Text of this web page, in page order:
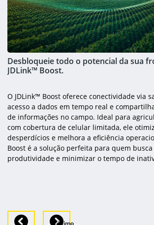
Desbloqueie todo o potencial da sua
JDLink™ Boost.
O JDLink™ Boost oferece conectividade via
acesso a dados em tempo real e
de informações no campo. Ideal para
com cobertura de celular limitada, ele
desperdícios e melhora a eficiência
Boost é a solução perfeita para quem
produtividade e minimizar o tempo de
Previous Next
Próximo